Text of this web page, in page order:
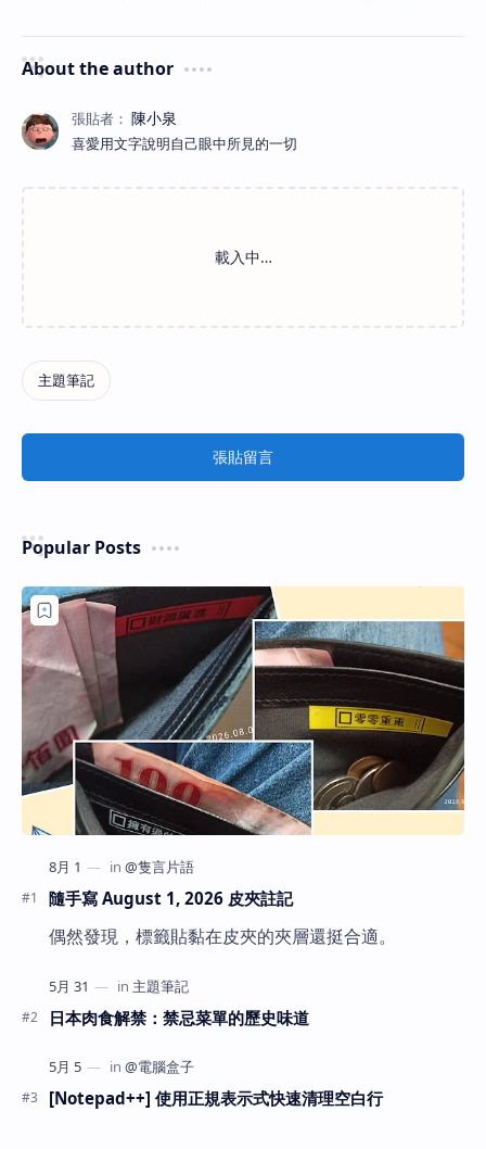
About the author
喜愛用文字說明自己眼中所見的一切
張貼留言
Popular Posts
隨手寫 August 1, 2026 皮夾註記
偶然發現，標籤貼黏在皮夾的夾層還挺合適。
日本肉食解禁：禁忌菜單的歷史味道
[Notepad++] 使用正規表示式快速清理空白行